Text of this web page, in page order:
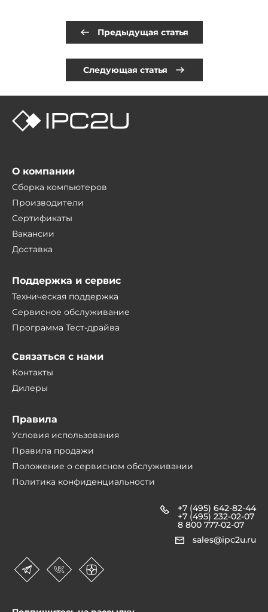
Предыдущая статья
Следующая статья
+7 (495) 642-82-44
+7 (495) 232-02-07
8 800 777-02-07
sales@ipc2u.ru
О компании
Сборка компьютеров
Производители
Сертификаты
Вакансии
Доставка
Поддержка и сервис
Техническая поддержка
Сервисное обслуживание
Программа Тест-драйва
Связаться с нами
Контакты
Дилеры
Правила
Условия использования
Правила продажи
Положение о сервисном обслуживании
Политика конфиденциальности